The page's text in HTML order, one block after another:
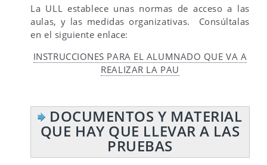
La ULL establece unas normas de acceso a las
aulas, y las medidas organizativas. Consúltalas
en el siguiente enlace:
INSTRUCCIONES PARA EL ALUMNADO QUE VA A
REALIZAR LA PAU
DOCUMENTOS Y MATERIAL
QUE HAY QUE LLEVAR A LAS
PRUEBAS